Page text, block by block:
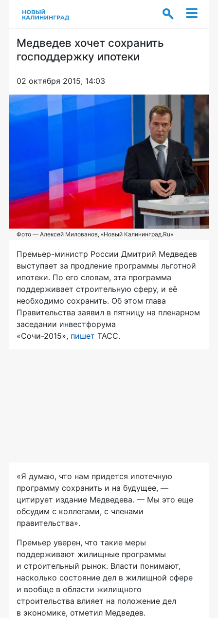
Медведев хочет сохранить
господдержку ипотеки
02 октября 2015, 14:03
Фото — Алексей Милованов, «Новый Калининград.Ru»
Премьер-министр России Дмитрий Медведев
выступает за продление программы льготной
ипотеки. По его словам, эта программа
поддерживает строительную сферу, и её
необходимо сохранить. Об этом глава
Правительства заявил в пятницу на пленарном
заседании инвестфорума
«Сочи-2015», пишет ТАСС.
«Я думаю, что нам придется ипотечную
программу сохранить и на будущее, —
цитирует издание Медведева. — Мы это еще
обсудим с коллегами, с членами
правительства».
Премьер уверен, что такие меры
поддерживают жилищные программы
и строительный рынок. Власти понимают,
насколько состояние дел в жилищной сфере
и вообще в области жилищного
строительства влияет на положение дел
в экономике, отметил Медведев.